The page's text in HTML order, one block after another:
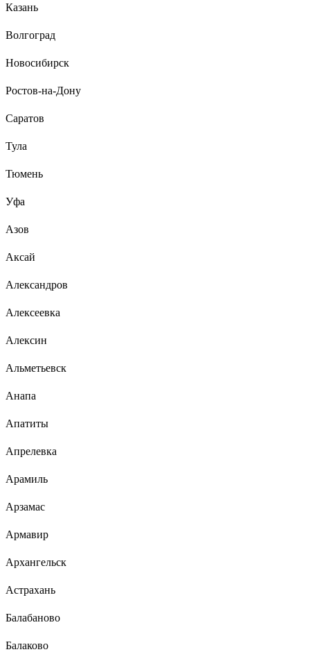
Эффектно рвануло!!! И всего за 193 рубля!!! Мне
Казань
Волгоград
Новосибирск
Ростов-на-Дону
Саратов
Тула
Тюмень
Уфа
Азов
Аксай
Александров
Алексеевка
Алексин
Альметьевск
Анапа
Апатиты
Апрелевка
Арамиль
Арзамас
Армавир
Архангельск
Астрахань
Балабаново
Балаково